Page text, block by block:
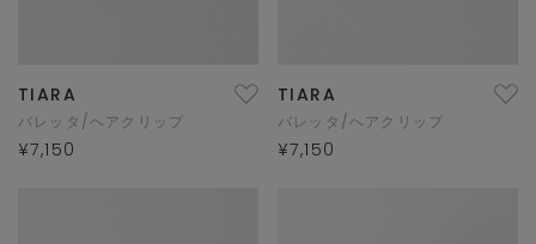
TIARA
バレッタ/ヘアクリップ
¥7,150
TIARA
バレッタ/ヘアクリップ
¥7,150